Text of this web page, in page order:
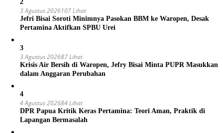
2
3 Agustus 2026107 Lihat
Jefri Bisai Soroti Minimnya Pasokan BBM ke Waropen, Desak
Pertamina Aktifkan SPBU Urei
3
3 Agustus 202687 Lihat
Krisis Air Bersih di Waropen, Jefry Bisai Minta PUPR Masukkan
dalam Anggaran Perubahan
4
4 Agustus 202684 Lihat
DPR Papua Kritik Keras Pertamina: Teori Aman, Praktik di
Lapangan Bermasalah